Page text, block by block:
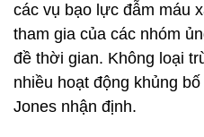
các vụ bạo lực đẫm máu
tham gia của các nhóm
đề thời gian. Không loại
nhiều hoạt động khủng
Jones nhận định.